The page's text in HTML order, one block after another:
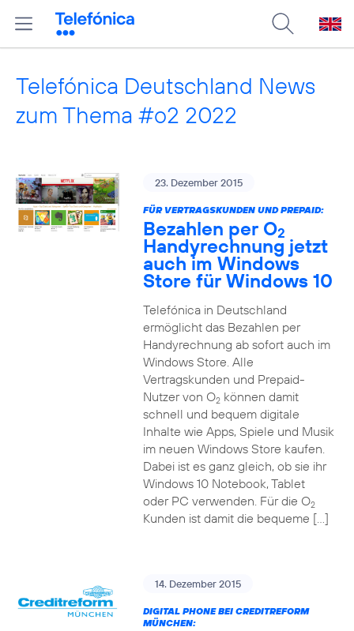
Telefónica Deutschland News
zum Thema #o2 2022
23. Dezember 2015
FÜR VERTRAGSKUNDEN UND PREPAID:
Bezahlen per O2
Handyrechnung jetzt
auch im Windows
Store für Windows 10
Telefónica in Deutschland
ermöglicht das Bezahlen per
Handyrechnung ab sofort auch im
Windows Store. Alle
Vertragskunden und Prepaid-
Nutzer von O2können damit
schnell und bequem digitale
Inhalte wie Apps, Spiele und Musik
im neuen Windows Store kaufen.
Dabei ist es ganz gleich, ob sie ihr
Windows 10 Notebook, Tablet
oder PC verwenden. Für die O2
Kunden ist damit die bequeme […]
14. Dezember 2015
DIGITAL PHONE BEI CREDITREFORM
MÜNCHEN: